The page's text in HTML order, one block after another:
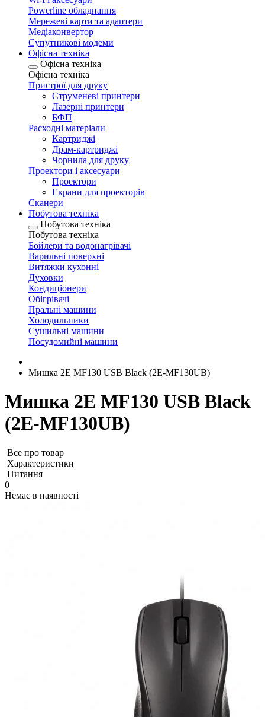
Рowerline обладнання
Мережеві карти та адаптери
Медіаконвертор
Супутникові модеми
Офісна техніка
Офісна техніка
Офісна техніка
Пристрої для друку
Струменеві принтери
Лазерні принтери
БФП
Расходні матеріали
Картриджі
Драм-картриджі
Чорнила для друку
Проектори і аксесуари
Проектори
Екрани для проекторів
Сканери
Побутова техніка
Побутова техніка
Побутова техніка
Бойлери та водонагрівачі
Варильні поверхні
Витяжки кухонні
Духовки
Кондиціонери
Обігрівачі
Пральні машини
Холодильники
Сушильні машини
Посудомийні машини
Мишка 2E MF130 USB Black (2E-MF130UB)
Мишка 2E MF130 USB Black
(2E-MF130UB)
Все про товар
Характеристики
Питання
0
Немає в наявності